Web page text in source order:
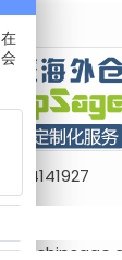
18124141927